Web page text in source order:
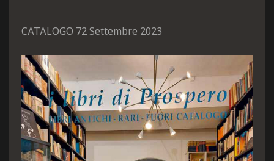
CATALOGO 72 Settembre 2023